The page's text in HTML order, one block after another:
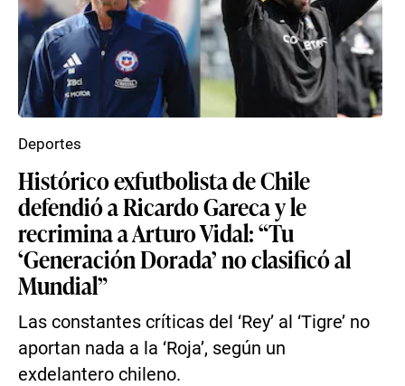
Histórico exfutbolista de Chile
defendió a Ricardo Gareca y le
recrimina a Arturo Vidal: “Tu
‘Generación Dorada’ no clasificó al
Mundial”
Las constantes críticas del ‘Rey’ al ‘Tigre’ no
aportan nada a la ‘Roja’, según un
exdelantero chileno.
Deportes